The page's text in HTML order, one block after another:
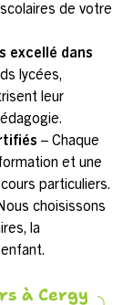
de votre
excellé dans
lycées,
leur
– Chaque
et une
particuliers.
choisissons
la
à Cergy